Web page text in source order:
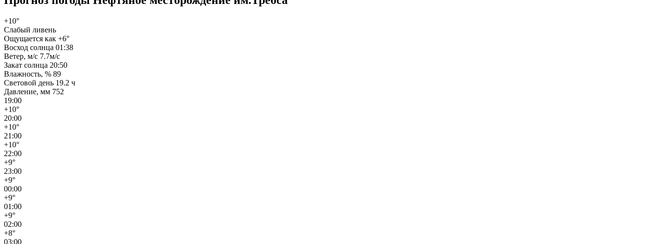
+10°
Слабый ливень
Ощущается как +6°
Восход солнца 01:38
Ветер, м/с 7.7м/с
Закат солнца 20:50
Влажность, % 89
Световой день 19.2 ч
Давление, мм 752
19:00
+10°
20:00
+10°
21:00
+10°
22:00
+9°
23:00
+9°
00:00
+9°
01:00
+9°
02:00
+8°
03:00